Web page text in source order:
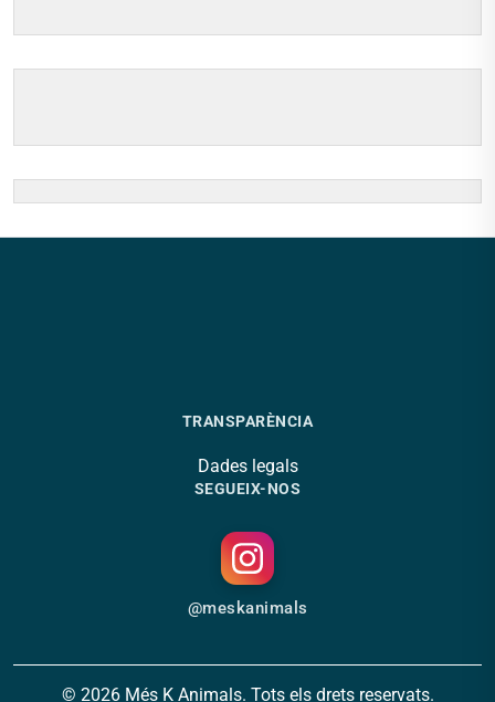
TRANSPARÈNCIA
Dades legals
SEGUEIX-NOS
@meskanimals
© 2026 Més K Animals. Tots els drets reservats.